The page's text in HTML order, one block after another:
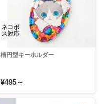
ネコポ
ス対応
楕円型キーホルダー
¥495～